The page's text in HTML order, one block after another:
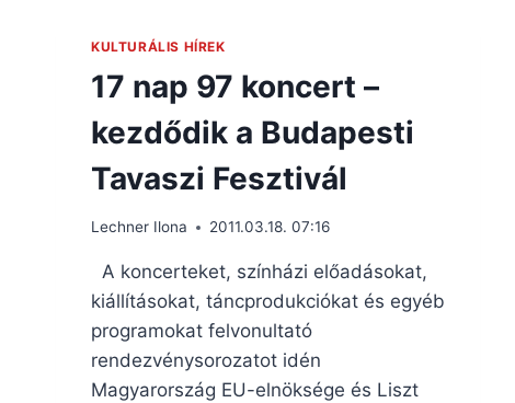
KULTURÁLIS HÍREK
17 nap 97 koncert –
kezdődik a Budapesti
Tavaszi Fesztivál
Lechner Ilona 2011.03.18. 07:16
A koncerteket, színházi előadásokat,
kiállításokat, táncprodukciókat és egyéb
programokat felvonultató
rendezvénysorozatot idén
Magyarország EU-elnöksége és Liszt